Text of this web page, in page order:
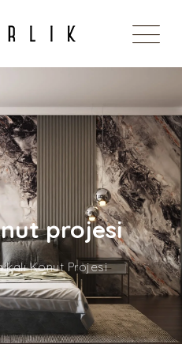
projesi
Konut Projesi